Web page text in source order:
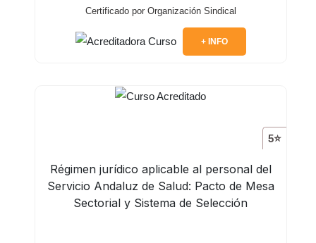
Certificado por Organización Sindical
+ INFO
5⭐
Régimen jurídico aplicable al personal del
Servicio Andaluz de Salud: Pacto de Mesa
Sectorial y Sistema de Selección